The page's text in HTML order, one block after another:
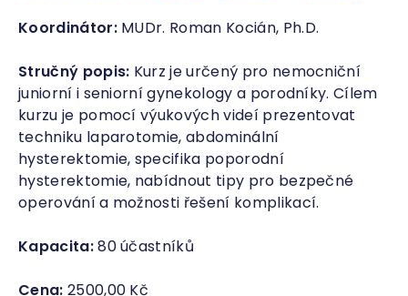
Koordinátor: MUDr. Roman Kocián, Ph.D.
Stručný popis: Kurz je určený pro nemocniční
juniorní i seniorní gynekology a porodníky. Cílem
kurzu je pomocí výukových videí prezentovat
techniku laparotomie, abdominální
hysterektomie, specifika poporodní
hysterektomie, nabídnout tipy pro bezpečné
operování a možnosti řešení komplikací.
Kapacita:80 účastníků
Cena: 2500,00 Kč